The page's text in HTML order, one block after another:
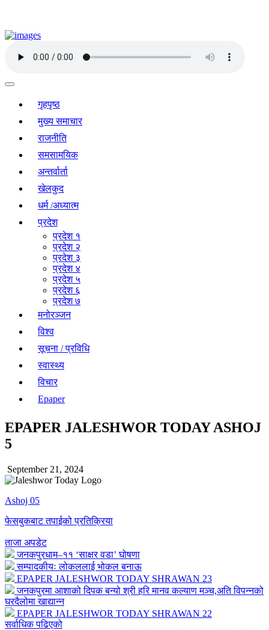
गृहपृष्ठ
मुख्य समाचार
राजनीति
समसामयिक
अन्तर्वार्ता
खेलकुद
धर्म /अध्यात्म
प्रदेश
प्रदेश १
प्रदेश २
प्रदेश ३
प्रदेश ४
प्रदेश ५
प्रदेश ६
प्रदेश ७
मनोरञ्जन
विश्व
सूचना / प्रविधि
स्वास्थ्य
विचार
Epaper
EPAPER JALESHWOR TODAY ASHOJ
5
September 21, 2024
Ashoj 05
फेसबुकबाट तपाईको प्रतिक्रिया
ताजा अपडेट
जनकपुरधाम–११ ‘साक्षर वडा’ घोषणा
सम्पादकीयः लोकललाई भोकल बनाऊ
EPAPER JALESHWOR TODAY SHRAWAN 23
जनकपुरमा आशाको दिपक बन्यो श्री हरि मानव कल्याण मञ्च,अति विपन्नको
घरदैलोमा खाद्यान्न
EPAPER JALESHWOR TODAY SHRAWAN 22
सर्वाधिक पढिएको